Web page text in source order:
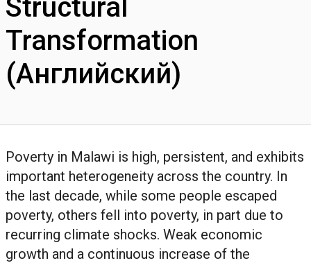
Structural
Transformation
(Английский)
Poverty in Malawi is high, persistent, and exhibits
important heterogeneity across the country. In
the last decade, while some people escaped
poverty, others fell into poverty, in part due to
recurring climate shocks. Weak economic
growth and a continuous increase of the